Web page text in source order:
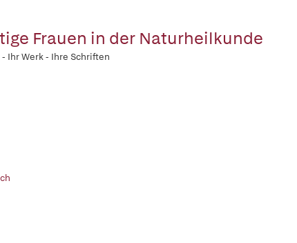
Frauen in der Naturheilkunde
Ihr Werk - Ihre Schriften